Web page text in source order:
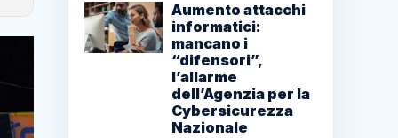
Aumento attacchi
informatici:
mancano i
“difensori”,
l’allarme
dell’Agenzia per la
Cybersicurezza
Nazionale